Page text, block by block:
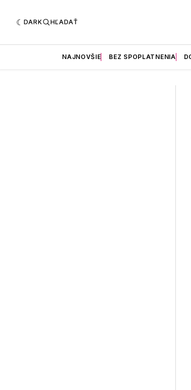
DARK HĽADAŤ
NAJNOVŠIE BEZ SPOPLATNENIA